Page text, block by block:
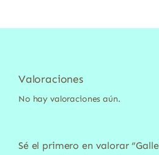
Valoraciones
No hay valoraciones aún.
Sé el primero en valorar